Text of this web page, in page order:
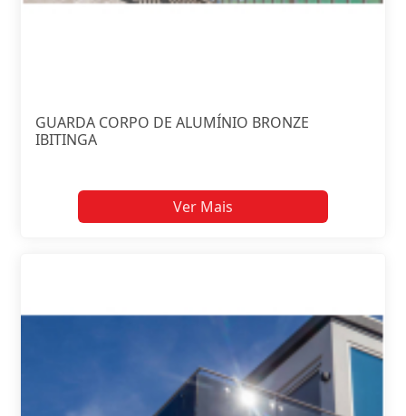
GUARDA CORPO DE ALUMÍNIO BRONZE
IBITINGA
Ver Mais